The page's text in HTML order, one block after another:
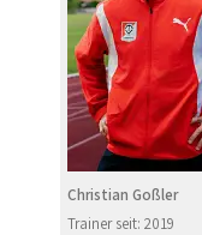
Christian Goßler
Trainer seit: 2019